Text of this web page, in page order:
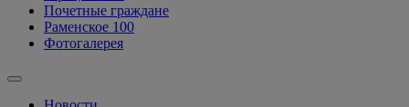
Почетные граждане
Раменское 100
Фотогалерея